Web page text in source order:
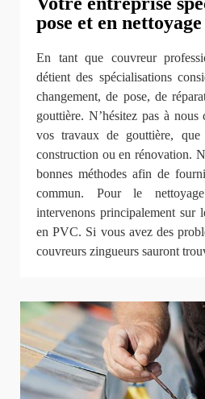
pose et en
En tant que couvreur
détient des spécialisations
changement, de pose, de
gouttière. N’hésitez pas à
vos travaux de gouttière,
construction ou en rénovation.
bonnes méthodes afin de
commun. Pour le
intervenons principalement sur
en PVC. Si vous avez des
couvreurs zingueurs sauront